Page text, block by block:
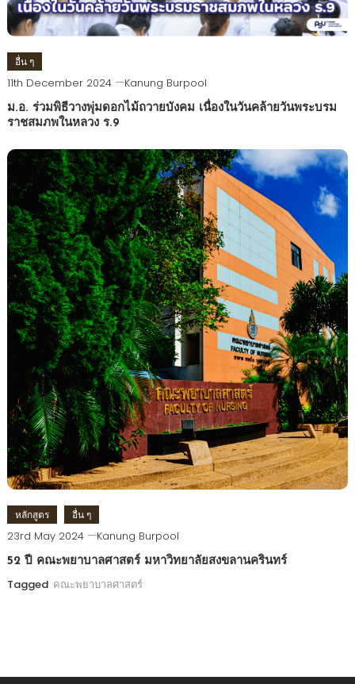
อื่น ๆ
11th December 2024 Kanung Burpool
ม.อ. ร่วมพิธีวางพุ่มดอกไม้ถวายบังคม เนื่องในวันคล้ายวันพระบรม
ราชสมภพในหลวง ร.9
หลักสูตร อื่น ๆ
23rd May 2024 Kanung Burpool
52 ปี คณะพยาบาลศาสตร์ มหาวิทยาลัยสงขลานครินทร์
Tagged คณะพยาบาลศาสตร์